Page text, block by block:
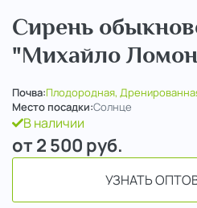
Сирень
"Михайло
Почва:Плодородная,
Место посадки:Солнце
В наличии
от 2 500 руб.
УЗНАТЬ